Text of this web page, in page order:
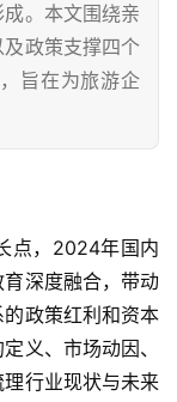
。本文围绕亲
政策支撑四个
旨在为旅游企
点，2024年国内
深度融合，带动
政策红利和资本
义、市场动因、
行业现状与未来